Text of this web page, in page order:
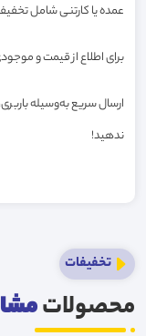
عمده یا کارتنی شامل
برای اطلاع از قیمت و
ارسال سریع به‌وسیله
ندهید!
تخفیفات
محصولات